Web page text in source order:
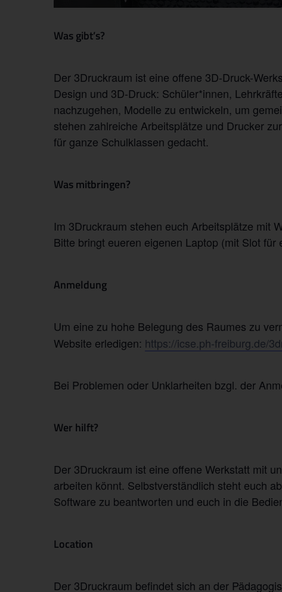
Was gibt’s?
Der 3Druckraum ist eine offene 3D-Druck-
Design und 3D-Druck: Schüler*innen,
nachzugehen, Modelle zu entwickeln, um
stehen zahlreiche Arbeitsplätze und Drucker
für ganze Schulklassen gedacht.
Was mitbringen?
Im 3Druckraum stehen euch Arbeitsplätze mit
Bitte bringt eueren eigenen Laptop (mit Slot für
Anmeldung
Um eine zu hohe Belegung des Raumes zu
Website erledigen: https://icse.ph-freiburg.de/
Bei Problemen oder Unklarheiten bzgl. der
Wer hilft?
Der 3Druckraum ist eine offene Werkstatt mit
arbeiten könnt. Selbstverständlich steht euch
Software zu beantworten und euch in die
Location
Der 3Druckraum befindet sich an der